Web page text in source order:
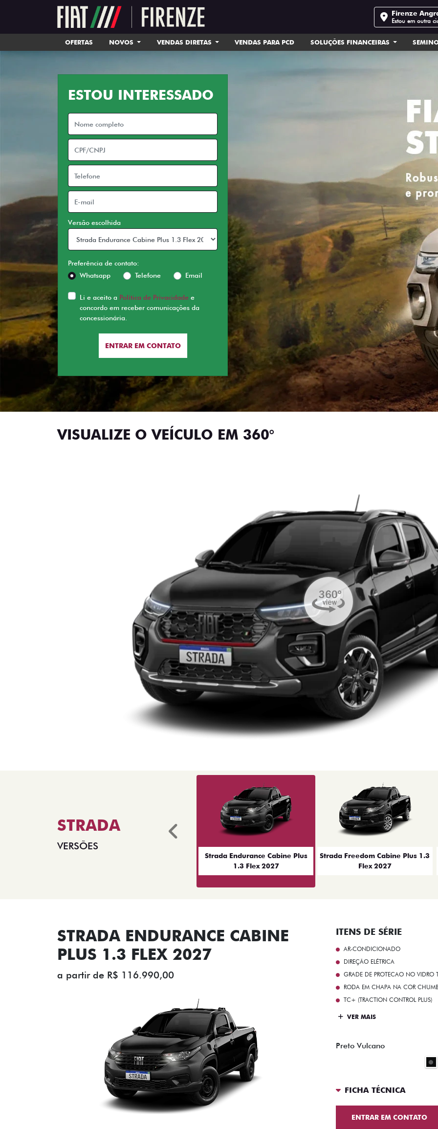
Firenze
Estou em outra
OFERTAS NOVOS VENDAS DIRETAS VENDAS PARA PCD SOLUÇÕES FINANCEIRAS
ESTOU INTERESSADO
Versão escolhida
Preferência de contato:
Whatsapp
Telefone Email
Li e aceito a Política de Privacidade e
concordo em receber comunicações da
concessionária.
ENTRAR EM CONTATO
VISUALIZE O VEÍCULO EM 360°
STRADA
VERSÕES
Strada Endurance Cabine Plus
1.3 Flex 2027
Strada Freedom Cabine Plus 1.3
Flex 2027
Anterior
STRADA ENDURANCE CABINE
PLUS 1.3 FLEX 2027
a partir de R$ 116.990,00
ITENS DE SÉRIE
AR-CONDICIONADO
DIREÇÃO ELÉTRICA
GRADE DE PROTECAO NO VIDRO
RODA EM CHAPA NA COR
TC+ (TRACTION CONTROL PLUS)
VER MAIS
Preto Vulcano
FICHA TÉCNICA
ENTRAR EM CONTATO